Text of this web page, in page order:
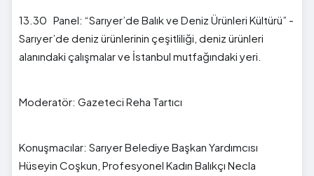
13.30 Panel: “Sarıyer’de Balık ve Deniz Ürünleri Kültürü” -
Sarıyer’de deniz ürünlerinin çeşitliliği, deniz ürünleri
alanındaki çalışmalar ve İstanbul mutfağındaki yeri.
Moderatör: Gazeteci Reha Tartıcı
Konuşmacılar: Sarıyer Belediye Başkan Yardımcısı
Hüseyin Coşkun, Profesyonel Kadın Balıkçı Necla